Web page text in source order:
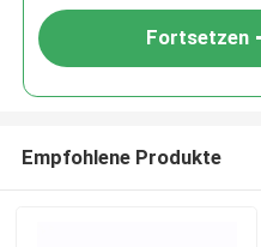
Fortsetzen
Empfohlene Produkte